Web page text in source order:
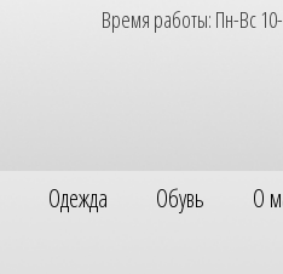
Время работы: Пн-Вс
Одежда Обувь
О